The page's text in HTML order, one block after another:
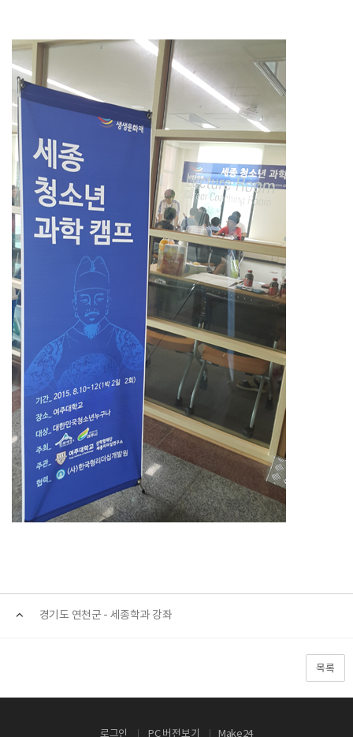
경기도 연천군 - 세종학과 강좌
목록
로그인 PC 버전보기 Make24